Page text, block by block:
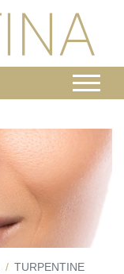
TURPENTINE